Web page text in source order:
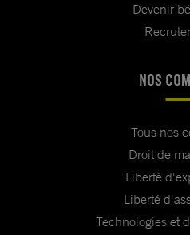
Devenir
NOS
Tous nos
Droit de
Liberté
Liberté
Technologies et